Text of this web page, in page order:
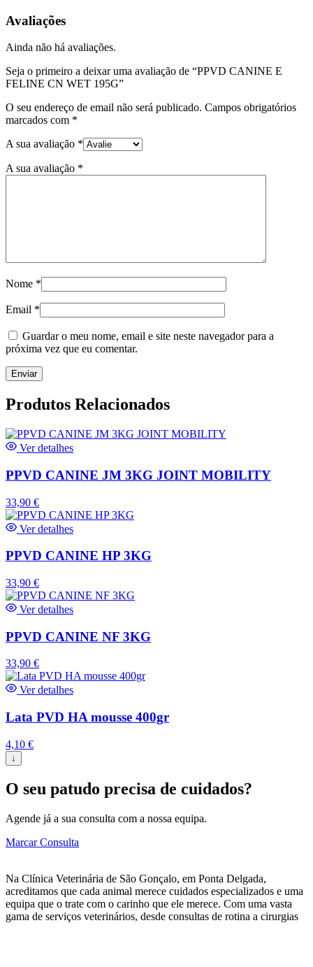
Avaliações
Ainda não há avaliações.
Seja o primeiro a deixar uma avaliação de “PPVD CANINE E
FELINE CN WET 195G”
O seu endereço de email não será publicado. Campos obrigatórios
marcados com *
A sua avaliação *
A sua avaliação *
Nome *
Email *
Guardar o meu nome, email e site neste navegador para a
próxima vez que eu comentar.
Produtos Relacionados
Ver detalhes
PPVD CANINE JM 3KG JOINT MOBILITY
33,90 €
Ver detalhes
PPVD CANINE HP 3KG
33,90 €
Ver detalhes
PPVD CANINE NF 3KG
33,90 €
Ver detalhes
Lata PVD HA mousse 400gr
4,10 €
↓
O seu patudo precisa de cuidados?
Agende já a sua consulta com a nossa equipa.
Marcar Consulta
Na Clínica Veterinária de São Gonçalo, em Ponta Delgada,
acreditamos que cada animal merece cuidados especializados e uma
equipa que o trate com o carinho que ele merece. Com uma vasta
gama de serviços veterinários, desde consultas de rotina a cirurgias